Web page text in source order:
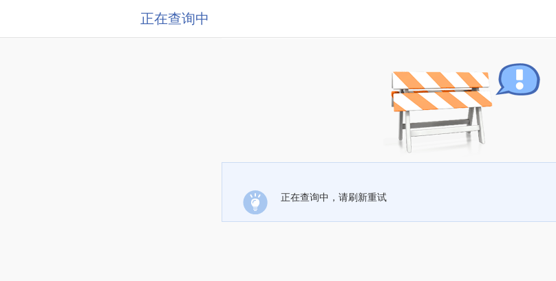
正在查询中
正在查询中，请刷新重试